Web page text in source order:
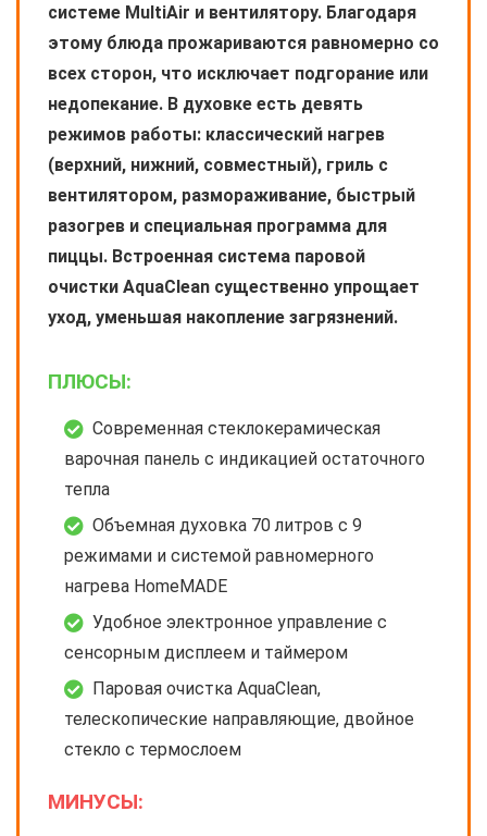
системе MultiAir и вентилятору. Благодаря
этому блюда прожариваются равномерно со
всех сторон, что исключает подгорание или
недопекание. В духовке есть девять
режимов работы: классический нагрев
(верхний, нижний, совместный), гриль с
вентилятором, размораживание, быстрый
разогрев и специальная программа для
пиццы. Встроенная система паровой
очистки AquaClean существенно упрощает
уход, уменьшая накопление загрязнений.
ПЛЮСЫ:
Современная стеклокерамическая
варочная панель с индикацией остаточного
тепла
Объемная духовка 70 литров с 9
режимами и системой равномерного
нагрева HomeMADE
Удобное электронное управление с
сенсорным дисплеем и таймером
Паровая очистка AquaClean,
телескопические направляющие, двойное
стекло с термослоем
МИНУСЫ: